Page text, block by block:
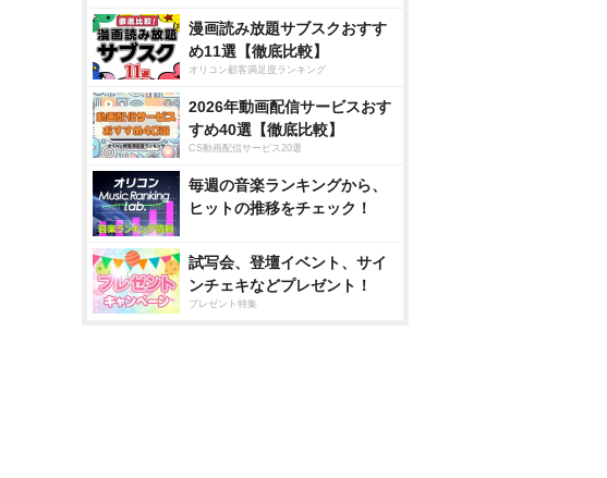
漫画読み放題サブスクおすす
め11選【徹底比較】
オリコン顧客満足度ランキング
2026年動画配信サービスおす
すめ40選【徹底比較】
CS動画配信サービス20選
毎週の音楽ランキングから、
ヒットの推移をチェック！
試写会、登壇イベント、サイ
ンチェキなどプレゼント！
プレゼント特集